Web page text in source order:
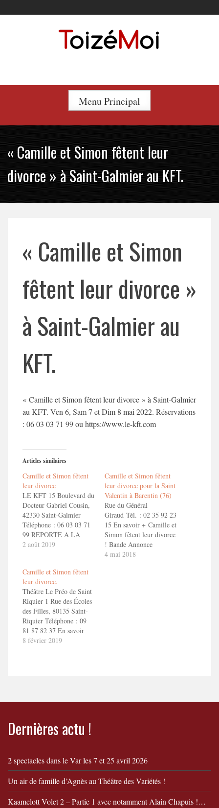
to
Menu Principal
« Camille et Simon fêtent leur
divorce » à Saint-Galmier au KFT.
« Camille et Simon
fêtent leur divorce »
à Saint-Galmier au
KFT.
« Camille et Simon fêtent leur divorce » à Saint-Galmier
au KFT. Ven 6, Sam 7 et Dim 8 mai 2022. Réservations
: 06 03 03 71 99 ou https://www.le-kft.com
Articles similaires
Camille et Simon fêtent
leur divorce
LE KFT 15 Boulevard du
Docteur Gabriel Cousin,
42330 Saint-Galmier
Téléphone : 06 03 03 71
99 REPORTE A LA
SAISON PROCHAINE !
DIVORCEEn savoir
+ Camille et Simon fêtent
leur divorce !
2 août 2019
Camille et Simon fêtent
leur divorce pour la Saint
Valentin à Barentin (76)
Rue du Général
Giraud Tél. : 02 35 92 23
15 En savoir + Camille et
Simon fêtent leur divorce
! Bande Annonce
ToizéMoi dans "Camille
4 mai 2018
Camille et Simon fêtent
leur divorce.
Théâtre Le Préo de Saint
Riquier 1 Rue des Écoles
des Filles, 80135 Saint-
Riquier Téléphone : 09
81 87 82 37 En savoir
+ Camille et Simon fêtent
8 février 2019
Dernières actu !
2 spectacles dans le Var les 7 et 25 avril 2026
Un air de famille d’Agnès au Théâtre des Variétés !
Kaamelott Volet 2 – Partie 1 avec notamment Alain Chapuis !…